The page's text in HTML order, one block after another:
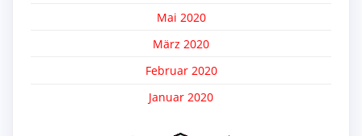
Mai 2020
März 2020
Februar 2020
Januar 2020